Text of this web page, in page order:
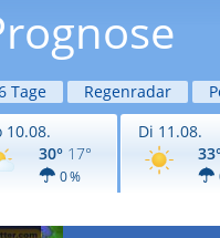
Tage Regenradar
10.08.
30° 17°
0 %
Di 11.08.